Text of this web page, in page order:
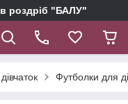
в роздріб "БАЛУ"
Футболки для